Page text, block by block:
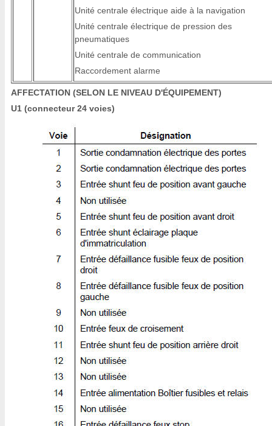
Unité centrale électrique aide à la navigation
Unité centrale électrique de pression des
pneumatiques
Unité centrale de communication
Raccordement alarme
AFFECTATION (SELON LE NIVEAU D'ÉQUIPEMENT)
U1 (connecteur 24 voies)